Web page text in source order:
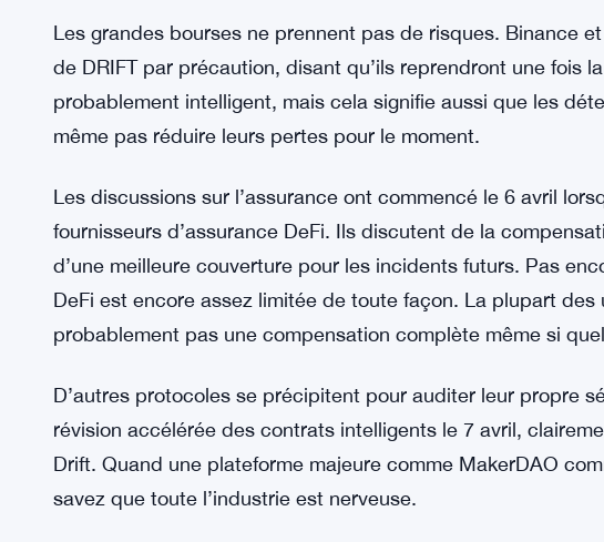
Le cofondateur Lucas Zhang a tenu une séance de
a essentiellement admis qu’ils sont toujours dans le flou sur
fonds ont été tracés mais que les récupérer est « complexe
ressemble à un discours d’entreprise pour « nous ne savons
la patience est difficile lorsque vos économies viennent de
Les grandes bourses ne prennent pas de risques. Binance
de DRIFT par précaution, disant qu’ils reprendront une fois la
probablement intelligent, mais cela signifie aussi que les
Les discussions sur l’assurance ont commencé le 6 avril
fournisseurs d’assurance DeFi. Ils discutent de la
d’une meilleure couverture pour les incidents futurs. Pas